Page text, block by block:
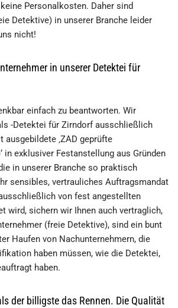
Personalkosten. Daher sind
Detektive) in unserer Branche leider
nicht!
in unserer Detektei für
einfach zu beantworten. Wir
-Detektei für Zirndorf ausschließlich
‚ZAD geprüfte
in exklusiver Festanstellung aus Gründen
in unserer Branche so praktisch
sensibles, vertrauliches Auftragsmandat
von fest angestellten
wird, sichern wir Ihnen auch vertraglich,
(freie Detektive), sind ein bunt
Haufen von Nachunternehmern, die
haben müssen, wie die Detektei,
haben.
der billigste das Rennen. Die Qualität